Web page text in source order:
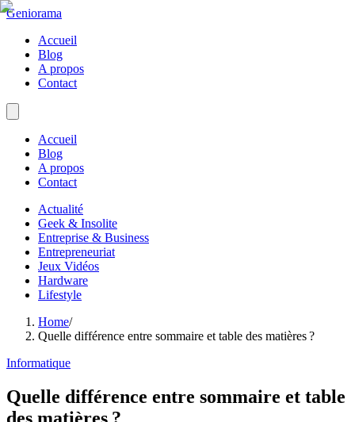
Geniorama
Accueil
Blog
A propos
Contact
Accueil
Blog
A propos
Contact
Actualité
Geek & Insolite
Entreprise & Business
Entrepreneuriat
Jeux Vidéos
Hardware
Lifestyle
Home/
Quelle différence entre sommaire et table des matières ?
Informatique
Quelle différence entre sommaire et table